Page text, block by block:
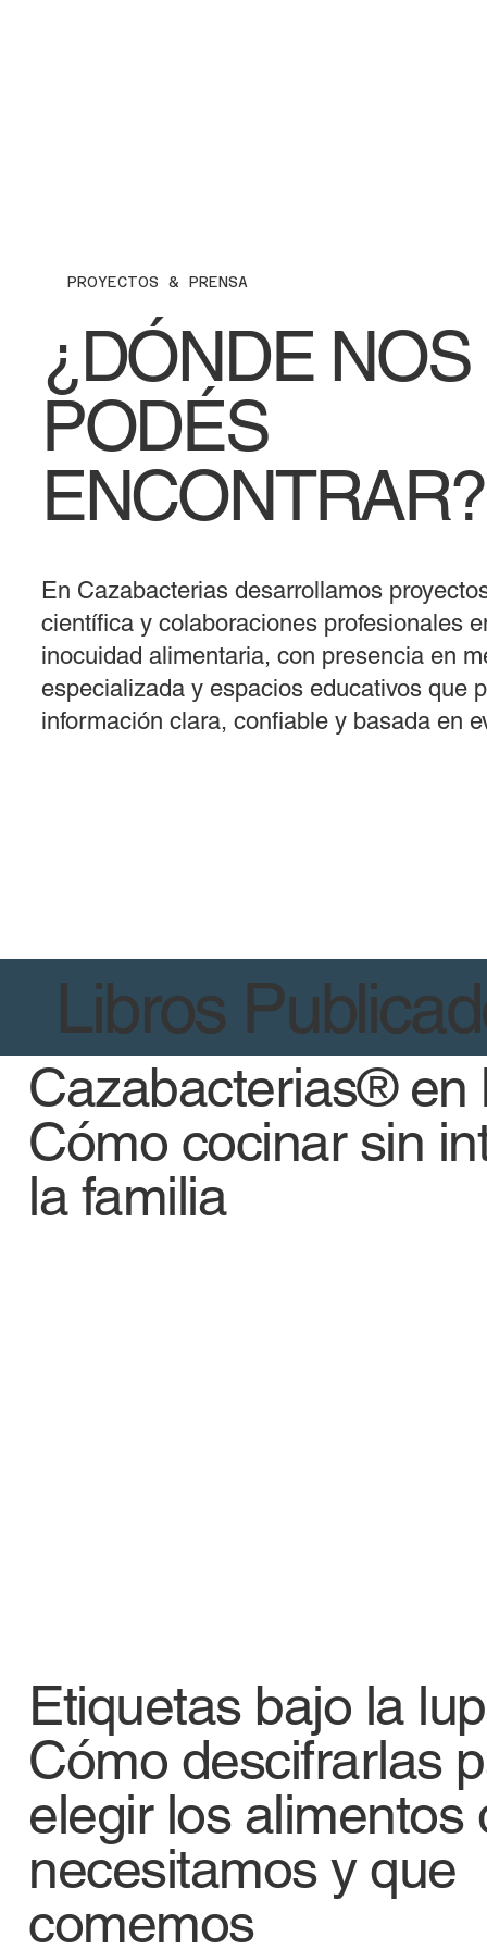
PROYECTOS & PRENSA
¿DÓNDE NOS
PODÉS
ENCONTRAR?
En Cazabacterias desarrollamos
científica y colaboraciones profesionales
inocuidad alimentaria, con presencia en
especializada y espacios educativos que
información clara, confiable y basada en
Libros
Cazabacterias® en
Cómo cocinar sin
la familia
Etiquetas bajo la
Cómo descifrarlas
elegir los alimentos
necesitamos y que
comemos